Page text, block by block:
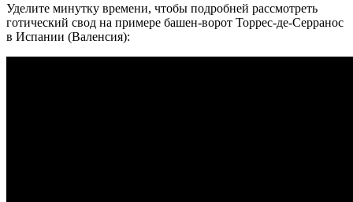
Уделите минутку времени, чтобы подробней рассмотреть
готический свод на примере башен-ворот Торрес-де-Серранос
в Испании (Валенсия):